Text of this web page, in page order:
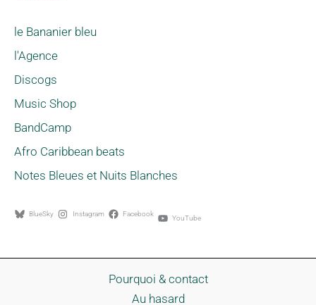
le Bananier bleu
l'Agence
Discogs
Music Shop
BandCamp
Afro Caribbean beats
Notes Bleues et Nuits Blanches
BlueSky Instagram Facebook YouTube
Pourquoi & contact
Au hasard